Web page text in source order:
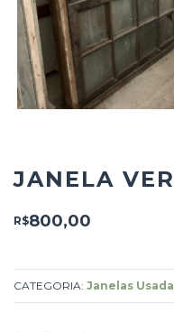
JANELA
R$800,00
CATEGORIA: Janelas